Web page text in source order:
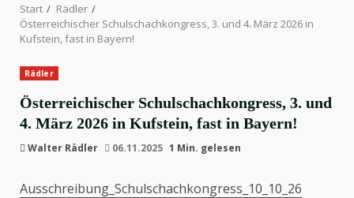
Start
Rädler
Österreichischer Schulschachkongress, 3. und 4. März 2026 in
Kufstein, fast in Bayern!
Rädler
Österreichischer Schulschachkongress, 3. und
4. März 2026 in Kufstein, fast in Bayern!
Walter Rädler 06.11.2025 1 Min. gelesen
Ausschreibung_Schulschachkongress_10_10_26